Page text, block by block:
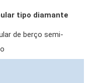
tipo diamante
de berço semi-